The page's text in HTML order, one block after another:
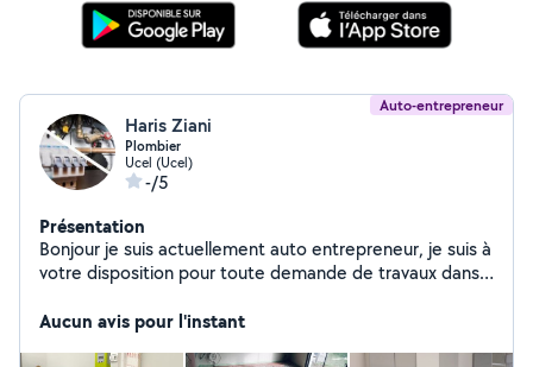
Auto-entrepreneur
Haris Ziani
Plombier
Ucel (Ucel)
-/5
Présentation
Bonjour je suis actuellement auto entrepreneur, je suis à
votre disposition pour toute demande de travaux dans
Démontage de meubles, Peinture et Plaquo. Je dispose
Aucun avis pour l'instant